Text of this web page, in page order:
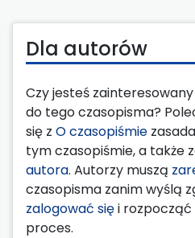
Dla autorów
Czy jesteś zainteresowany
do tego czasopisma?
się z O czasopiśmie
tym czasopiśmie, a także
autora. Autorzy muszą
czasopisma zanim wyślą
zalogować sięi
proces.